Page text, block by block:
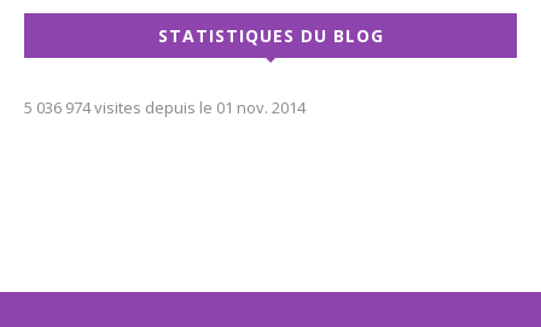
STATISTIQUES DU BLOG
5 036 974 visites depuis le 01 nov. 2014